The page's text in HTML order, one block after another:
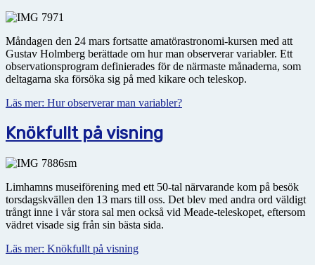
Måndagen den 24 mars fortsatte amatörastronomi-kursen med att
Gustav Holmberg berättade om hur man observerar variabler. Ett
observationsprogram definierades för de närmaste månaderna, som
deltagarna ska försöka sig på med kikare och teleskop.
Läs mer: Hur observerar man variabler?
Knökfullt på visning
Limhamns museiförening med ett 50-tal närvarande kom på besök
torsdagskvällen den 13 mars till oss. Det blev med andra ord väldigt
trångt inne i vår stora sal men också vid Meade-teleskopet, eftersom
vädret visade sig från sin bästa sida.
Läs mer: Knökfullt på visning